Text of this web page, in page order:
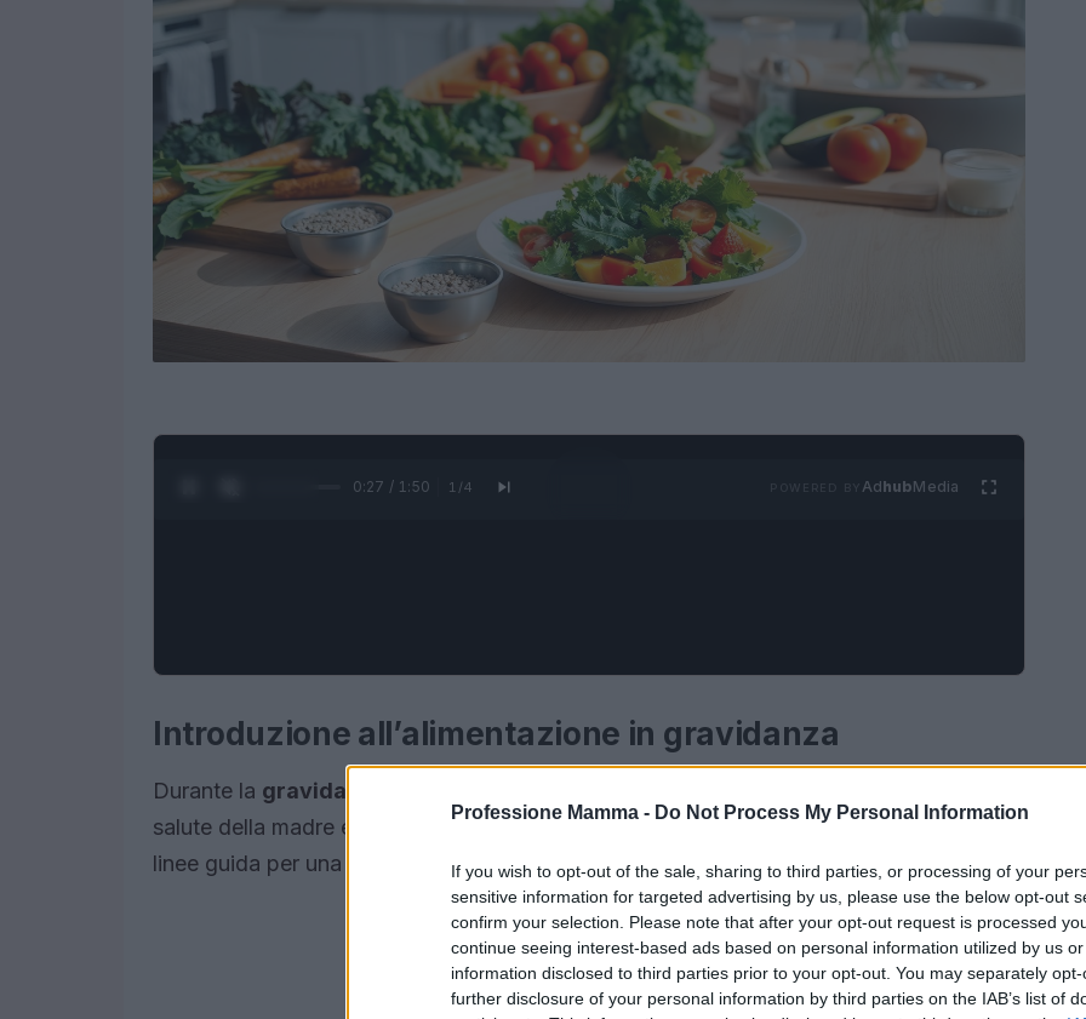
Professione Mamma - Do Not Process My Personal Information
If you wish to opt-out of the sale, sharing to third parties, or processing of your
sensitive information for targeted advertising by us, please use the below opt-out
confirm your selection. Please note that after your opt-out request is processed
continue seeing interest-based ads based on personal information utilized by us
information disclosed to third parties prior to your opt-out. You may separately
further disclosure of your personal information by third parties on the IAB’s list of
0:28 / 1:50 1 /4 AdhubMedia
Introduzione all’alimentazione in gravidanza
Durante la gravidanza
salute della madre e del bambino. È essenziale comprendere i nutrienti necessari e le
linee guida per una dieta equilibrata.